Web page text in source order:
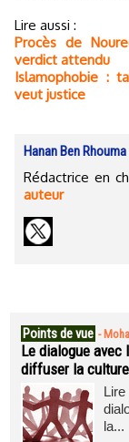
Lire aussi :
Procès de
verdict attendu
Islamophobie :
veut justice
Hanan Ben Rhouma
Rédactrice en
auteur
Points de vue -
Le dialogue avec
diffuser la
la...